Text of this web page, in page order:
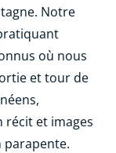
Notre
où nous
et tour de
récit et images
parapente.